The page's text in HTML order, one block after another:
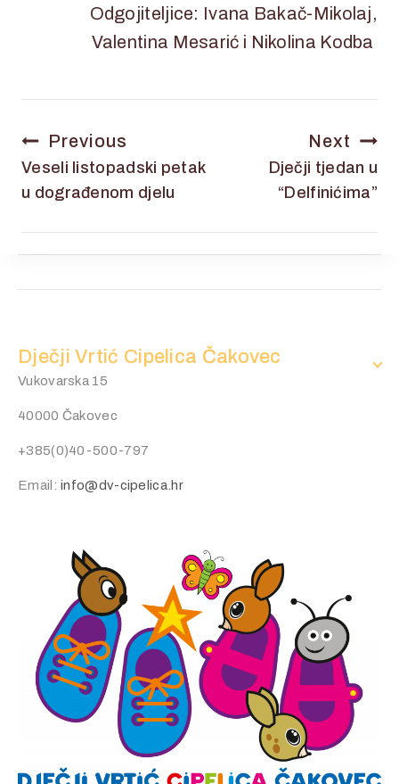
Odgojiteljice: Ivana Bakač-Mikolaj,
Valentina Mesarić i Nikolina Kodba
Previous
Veseli listopadski petak
u dograđenom djelu
Next
Dječji tjedan u
“Delfinićima”
Dječji Vrtić Cipelica Čakovec
Vukovarska 15
40000 Čakovec
+385(0)40-500-797
Email:info@dv-cipelica.hr